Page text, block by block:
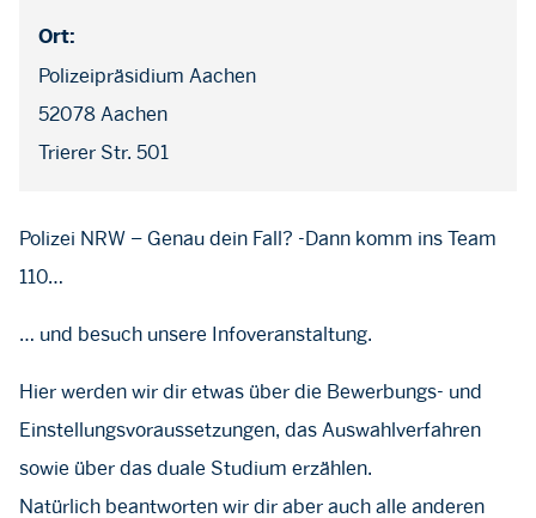
Ort:
Polizeipräsidium Aachen
52078 Aachen
Trierer Str. 501
Polizei NRW – Genau dein Fall? -Dann komm ins Team
110…
… und besuch unsere Infoveranstaltung.
Hier werden wir dir etwas über die Bewerbungs- und
Einstellungsvoraussetzungen, das Auswahlverfahren
sowie über das duale Studium erzählen.
Natürlich beantworten wir dir aber auch alle anderen